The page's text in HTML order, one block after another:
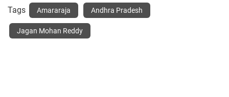
Tags Amararaja Andhra Pradesh
Jagan Mohan Reddy